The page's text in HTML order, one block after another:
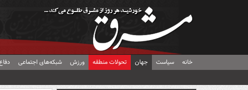
خانه سیاست جهان تحولات منطقه ورزش شبکه‌های اجتماعی